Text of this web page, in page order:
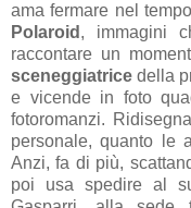
ama fermare nel
Polaroid , immagini
raccontare un
sceneggiatrice della
e vicende in foto
fotoromanzi.
personale, quanto le
Anzi, fa di più,
poi usa spedire al